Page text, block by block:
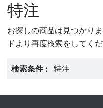
特注
お探しの商品は見つかり
ドより再度検索をしてくだ
検索条件 : 特注